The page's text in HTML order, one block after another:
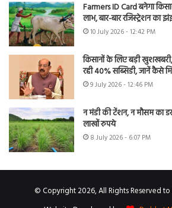
Farmers ID Card बनेगा
लाभ, बार-बार रजिस्ट्रेशन
10 July 2026 - 12:42 PM
किसानों के लिए बड़ी
रही 40% सब्सिडी, जानें कैसे
9 July 2026 - 12:46 PM
न मंडी की टेंशन, न मौसम का
लाखों रुपये
8 July 2026 - 6:07 PM
© Copyright 2026, All Rights Reserved